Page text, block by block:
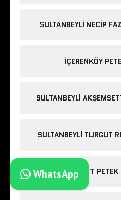
SULTANBEYLI NECIP
IÇERENKÖY
SULTANBEYLI
SULTANBEYLI TURGUT
LEVENT PETEK
WhatsApp